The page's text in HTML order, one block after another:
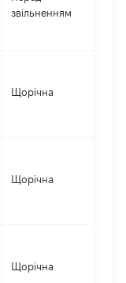
звільненням
Щорічна
Щорічна
Щорічна